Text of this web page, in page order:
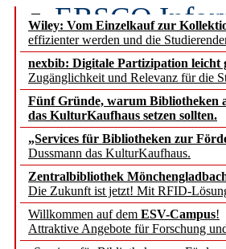
Wiley: Vom Einzelkauf zur
effizienter werden und die
nexbib: Digitale Partizipation leicht
Zugänglichkeit und Relevanz für die
Fünf Gründe, warum Bibliotheken
das KulturKaufhaus setzen sollten.
„Services für Bibliotheken zur
Dussmann das KulturKaufhaus.
Zentralbibliothek
Die Zukunft ist jetzt! Mit RFID-
Willkommen auf dem ESV-Campus!
Attraktive Angebote für Forschung
EBSCO
Sorbisches
Geschichte
Künstliche
besser zu
„Leitbegriffe